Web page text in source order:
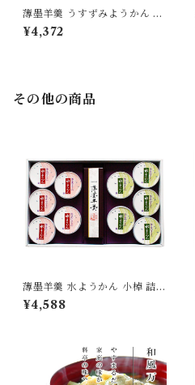
薄墨羊羹 うすずみようかん 小
棹 小倉羊羹 一口ようかん 純米
大吟醸 こざくら 詰合せ セット
¥4,372
その他の商品
薄墨羊羹 水ようかん 小棹 詰合
せ セット ギフト 贈り物 お中
元 贈答 季節限定 [yokan-mzs
¥4,588